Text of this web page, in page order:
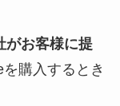
がお客様に提
購入するとき